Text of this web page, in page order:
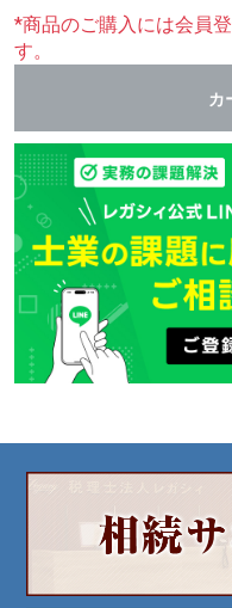
*商品のご購入には会員
す。
カ